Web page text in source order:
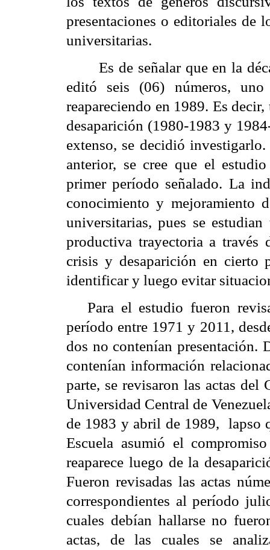
presentaciones o editoriales de
universitarias.
Es de señalar que en la
editó seis (06) números,
reapareciendo en 1989. Es
desaparición (1980-1983 y
extenso, se decidió
anterior, se cree que el
primer período señalado. La
conocimiento y mejoramiento
universitarias, pues se
productiva trayectoria a través
crisis y desaparición en cierto
identificar y luego evitar
Para el estudio fueron
período entre 1971 y 2011,
dos no contenían presentación.
contenían información
parte, se revisaron las actas del
Universidad Central de
de 1983 y abril de 1989, lapso
Escuela asumió el
reaparece luego de la
Fueron revisadas las actas
correspondientes al período
cuales debían hallarse no
actas, de las cuales se